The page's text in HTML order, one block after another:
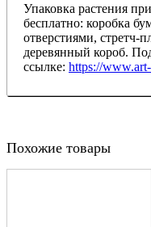
Упаковка растения
бесплатно: коробка
отверстиями, стретч-
деревянный короб.
ссылке: https://
Похожие товары